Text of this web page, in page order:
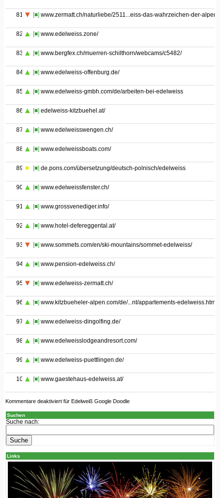
81 [■] www.zermatt.ch/naturliebe/2511...eiss-das-wahrzeichen-der-alpen
82 [■] www.edelweiss.zone/
83 [■] www.bergfex.ch/muerren-schilthorn/webcams/c5482/
84 [■] www.edelweiss-offenburg.de/
85 [■] www.edelweiss-gmbh.com/de/arbeiten-bei-edelweiss
86 [■] edelweiss-kitzbuehel.at/
87 [■] www.edelweisswengen.ch/
88 [■] www.edelweissboats.com/
89 [■] de.pons.com/übersetzung/deutsch-polnisch/edelweiss
90 [■] www.edelweissfenster.ch/
91 [■] www.grossvenediger.info/
92 [■] www.hotel-defereggental.at/
93 [■] www.sommets.com/en/ski-mountains/sommet-edelweiss/
94 [■] www.pension-edelweiss.ch/
95 [■] www.edelweiss-zermatt.ch/
96 [■] www.kitzbueheler-alpen.com/de/...nt/appartements-edelweiss.html
97 [■] www.edelweiss-dingolfing.de/
98 [■] www.edelweisslodgeandresort.com/
99 [■] www.edelweiss-puettlingen.de/
100 [■] www.gaestehaus-edelweiss.at/
Kommentare deaktiviertfür Edelweiß Google Doodle
Suchen
Suche nach:
Links